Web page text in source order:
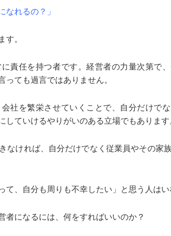
なれるの？」
。
責任を持つ者です。経営者の力量次第で
ても過言ではありません。
社を繁栄させていくことで、自分だけで
していけるやりがいのある立場でもありま
なければ、自分だけでなく従業員やその家
て、自分も周りも不幸したい」と思う人は
者になるには、何をすればいいのか？